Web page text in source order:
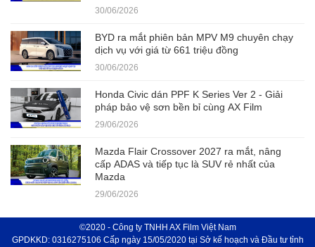
30/06/2026
BYD ra mắt phiên bản MPV M9 chuyên chạy
dịch vụ với giá từ 661 triệu đồng
30/06/2026
Honda Civic dán PPF K Series Ver 2 - Giải
pháp bảo vệ sơn bền bỉ cùng AX Film
29/06/2026
Mazda Flair Crossover 2027 ra mắt, nâng
cấp ADAS và tiếp tục là SUV rẻ nhất của
Mazda
29/06/2026
©2020 - Công ty TNHH AX Film Việt Nam
GPDKKD: 0316275106 Cấp ngày 15/05/2020 tại Sở kế hoạch và Đầu tư tỉnh